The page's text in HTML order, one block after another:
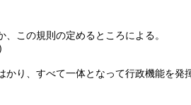
この規則の定めるところによる。
り、すべて一体となって行政機能を発